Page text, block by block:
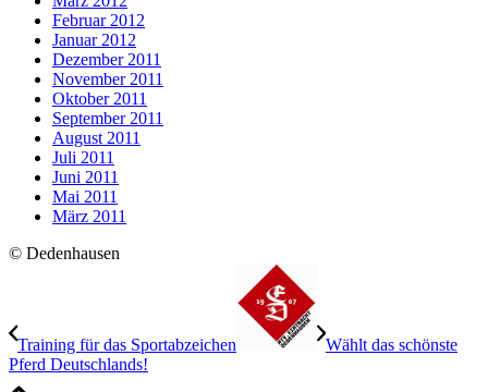
Februar 2012
Januar 2012
Dezember 2011
November 2011
Oktober 2011
September 2011
August 2011
Juli 2011
Juni 2011
Mai 2011
März 2011
© Dedenhausen
Training für das Sportabzeichen
Wählt das schönste
Pferd Deutschlands!